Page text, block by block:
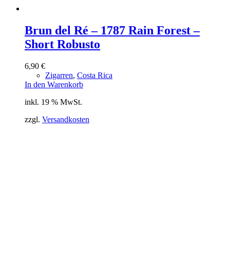
Brun del Ré – 1787 Rain Forest –
Short Robusto
6,90 €
Zigarren, Costa Rica
In den Warenkorb
inkl. 19 % MwSt.
zzgl. Versandkosten